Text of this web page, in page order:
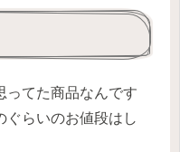
ってた商品なんです
らいのお値段はし